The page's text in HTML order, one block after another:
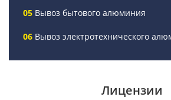
Вывоз бытового алюминия
Вывоз электротехнического
Лицензии